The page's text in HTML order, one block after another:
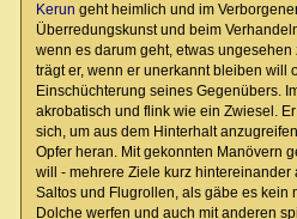
Kerun geht heimlich und im
Überredungskunst und beim
wenn es darum geht, etwas
trägt er, wenn er unerkannt bleiben will
Einschüchterung seines Gegenübers.
akrobatisch und flink wie ein Zwiesel.
sich, um aus dem Hinterhalt
Opfer heran. Mit gekonnten Manövern
will - mehrere Ziele kurz hintereinander
Saltos und Flugrollen, als gäbe es kein
Dolche werfen und auch mit anderen